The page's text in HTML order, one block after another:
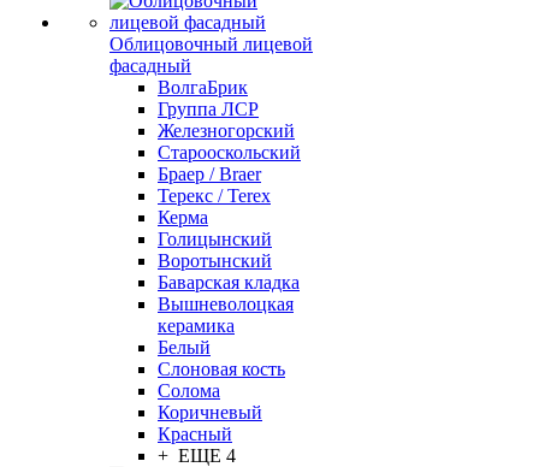
Облицовочный лицевой
фасадный
ВолгаБрик
Группа ЛСР
Железногорский
Старооскольский
Браер / Braer
Терекс / Terex
Керма
Голицынский
Воротынский
Баварская кладка
Вышневолоцкая
керамика
Белый
Слоновая кость
Солома
Коричневый
Красный
+ ЕЩЕ 4